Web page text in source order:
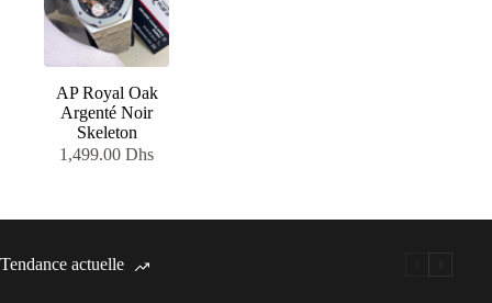
AP Royal Oak
Argenté Noir
Skeleton
1,499.00Dhs
Tendance actuelle